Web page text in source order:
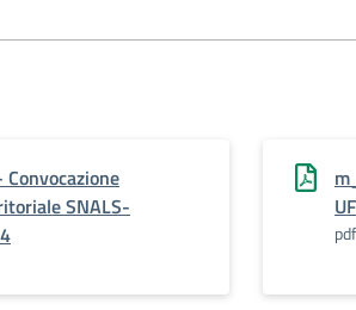
SNALS-